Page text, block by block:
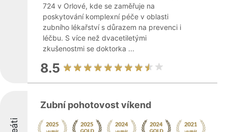
724 v Orlové, kde se zaměřuje na
poskytování komplexní péče v oblasti
zubního lékařství s důrazem na prevenci i
léčbu. S více než dvacetiletými
zkušenostmi se doktorka ...
8.5
Zubní pohotovost víkend